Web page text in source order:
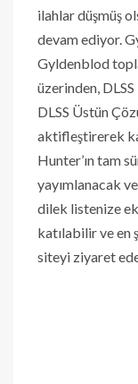
ilahlar düşmüş
devam ediyor.
Gyldenblod
üzerinden,
DLSS Üstün
aktifleştirerek
Hunter’ın tam
yayımlanacak
dilek listenize
katılabilir ve en
siteyi ziyaret